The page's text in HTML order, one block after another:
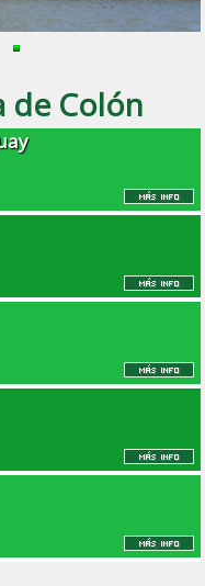
de Colón